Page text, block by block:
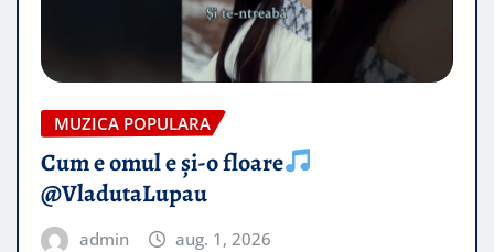
MUZICA POPULARA
Cum e omul e și-o floare
@VladutaLupau
admin aug. 1, 2026